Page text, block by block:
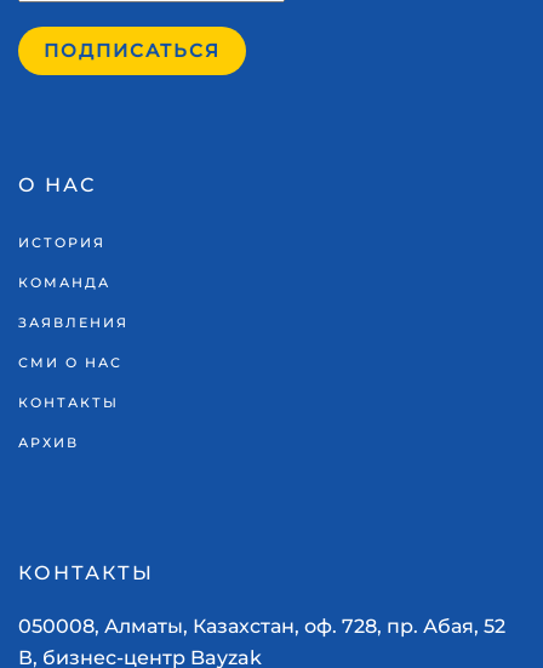
ПОДПИСАТЬСЯ
О НАС
ИСТОРИЯ
КОМАНДА
ЗАЯВЛЕНИЯ
СМИ О НАС
КОНТАКТЫ
АРХИВ
КОНТАКТЫ
050008, Алматы, Казахстан, оф. 728, пр. Абая, 52
В, бизнес-центр Bayzak